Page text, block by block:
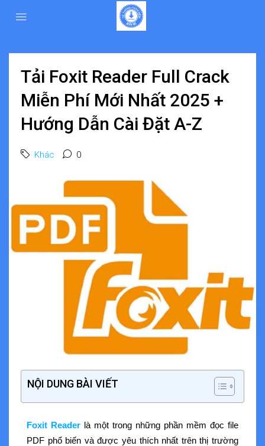
Tải Foxit Reader Full Crack
Miễn Phí Mới Nhất 2025 +
Hướng Dẫn Cài Đặt A-Z
Khác 0
NỘI DUNG BÀI VIẾT
Foxit Reader là một trong những phần mềm đọc file
PDF phổ biến và được yêu thích nhất trên thị trường